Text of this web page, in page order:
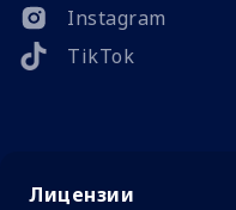
Instagram
TikTok
Лицензии